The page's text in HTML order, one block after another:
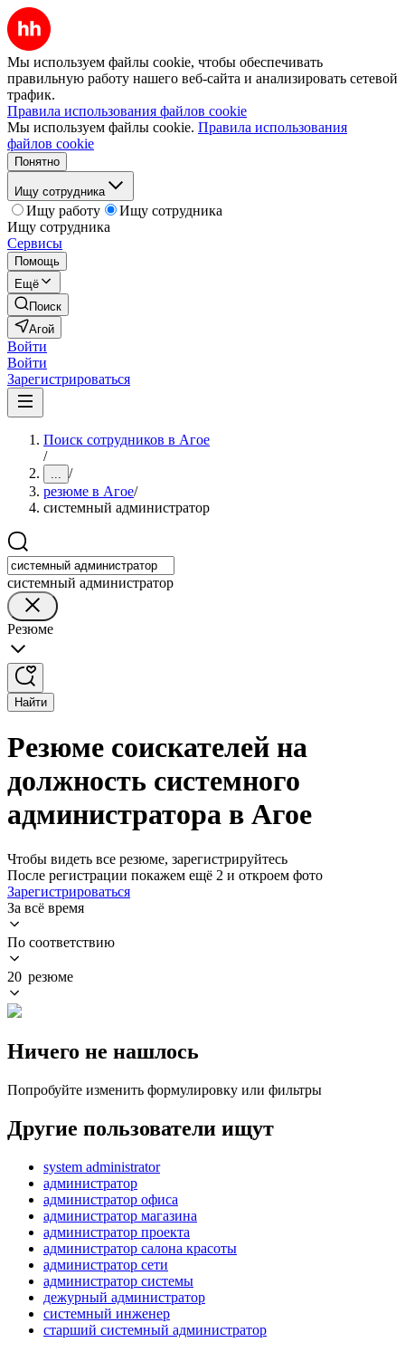
Мы используем файлы cookie, чтобы обеспечивать
правильную работу нашего веб-сайта и анализировать сетевой
трафик.
Правила использования файлов cookie
Мы используем файлы cookie. Правила использования
файлов cookie
Понятно
Ищу сотрудника
Ищу работу
Ищу сотрудника
Ищу сотрудника
Сервисы
Помощь
Ещё
Поиск
Агой
Войти
Войти
Зарегистрироваться
Поиск сотрудников в Агое
/
... /
резюме в Агое/
системный администратор
системный администратор
Резюме
Найти
Резюме соискателей на
должность системного
администратора в Агое
Чтобы видеть все резюме, зарегистрируйтесь
После регистрации покажем ещё 2 и откроем фото
Зарегистрироваться
За всё время
По соответствию
20 резюме
Ничего не нашлось
Попробуйте изменить формулировку или фильтры
Другие пользователи ищут
system administrator
администратор
администратор офиса
администратор магазина
администратор проекта
администратор салона красоты
администратор сети
администратор системы
дежурный администратор
системный инженер
старший системный администратор